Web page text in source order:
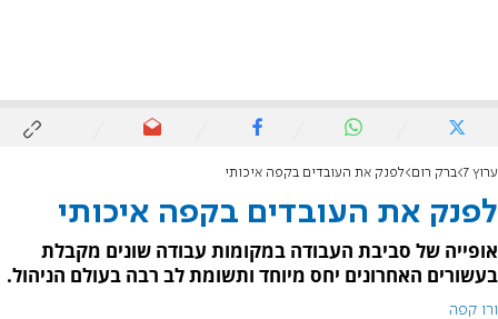
ערוץ 7 ברק רום לפנק את העובדים בקפה איכותי
לפנק את העובדים בקפה איכותי
אופייה של סביבת העבודה במקומות עבודה שונים מקבלת
בעשורים האחרונים יחס מיוחד ותשומת לב רבה בעולם הניהול.
ורו קפה